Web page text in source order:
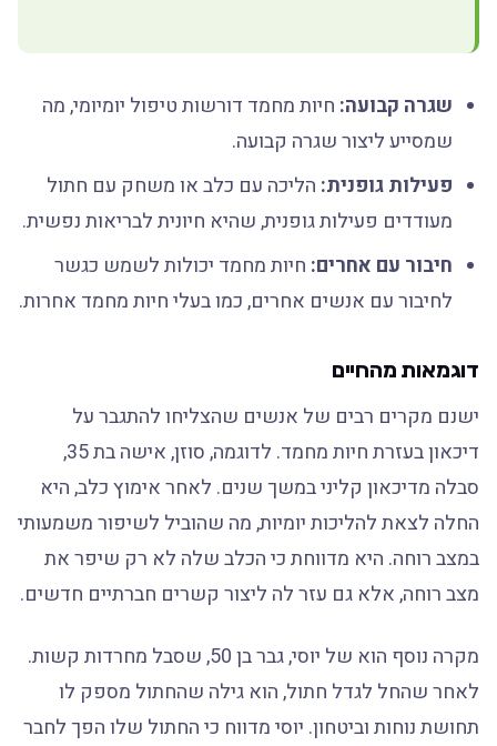
שגרה קבועה:חיות מחמד דורשות טיפול יומיומי, מה
שמסייע ליצור שגרה קבועה.
פעילות גופנית:הליכה עם כלב או משחק עם חתול
מעודדים פעילות גופנית, שהיא חיונית לבריאות נפשית.
חיבור עם אחרים:חיות מחמד יכולות לשמש כגשר
לחיבור עם אנשים אחרים, כמו בעלי חיות מחמד אחרות.
דוגמאות מהחיים
ישנם מקרים רבים של אנשים שהצליחו להתגבר על
דיכאון בעזרת חיות מחמד. לדוגמה, סוזן, אישה בת 35,
סבלה מדיכאון קליני במשך שנים. לאחר אימוץ כלב, היא
החלה לצאת להליכות יומיות, מה שהוביל לשיפור משמעותי
במצב רוחה. היא מדווחת כי הכלב שלה לא רק שיפר את
מצב רוחה, אלא גם עזר לה ליצור קשרים חברתיים חדשים.
מקרה נוסף הוא של יוסי, גבר בן 50, שסבל מחרדות קשות.
לאחר שהחל לגדל חתול, הוא גילה שהחתול מספק לו
תחושת נוחות וביטחון. יוסי מדווח כי החתול שלו הפך לחבר